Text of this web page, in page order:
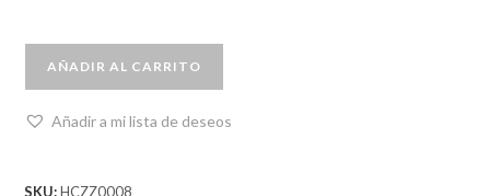
AÑADIR AL CARRITO
Añadir a mi lista de deseos
SKU:HCZZ0008